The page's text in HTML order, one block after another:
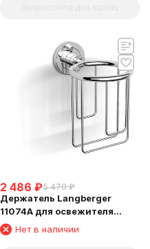
2 486 ₽5 470 ₽
Держатель Langberger
11074A для освежителя
воздуха
Нет в наличии